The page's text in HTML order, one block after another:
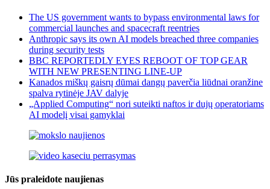
The US government wants to bypass environmental laws for
commercial launches and spacecraft reentries
Anthropic says its own AI models breached three companies
during security tests
BBC REPORTEDLY EYES REBOOT OF TOP GEAR
WITH NEW PRESENTING LINE-UP
Kanados miškų gaisrų dūmai dangų paverčia liūdnai oranžine
spalva rytinėje JAV dalyje
„Applied Computing“ nori suteikti naftos ir dujų operatoriams
AI modelį visai gamyklai
Jūs praleidote naujienas